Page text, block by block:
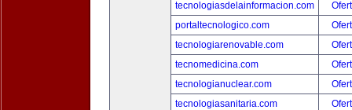
tecnologiasdelainformacion.com
portaltecnologico.com
tecnologiarenovable.com
tecnomedicina.com
tecnologianuclear.com
tecnologiasanitaria.com